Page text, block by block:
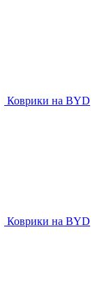
Коврики на BYD
Коврики на BYD